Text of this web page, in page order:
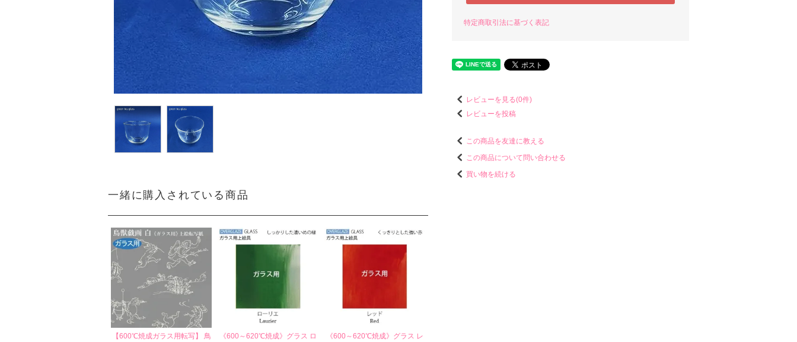
一緒に購入されている商品
【600℃焼成ガラス用転写】 鳥
《600～620℃焼成》グラス ロ
《600～620℃焼成》グラス レ
特定商取引法に基づく表記
レビューを見る(0件)
レビューを投稿
この商品を友達に教える
この商品について問い合わせる
買い物を続ける